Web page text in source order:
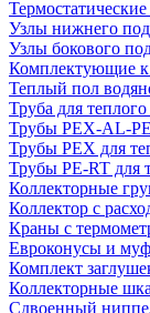
Узлы нижнего
Узлы бокового
Комплектующие к
Теплый пол
Труба для
Трубы PEX-AL-
Трубы PEX для
Трубы PE-RT для
Коллекторные
Коллектор с
Краны с
Евроконусы и
Комплект
Коллекторные
Сдвоенный